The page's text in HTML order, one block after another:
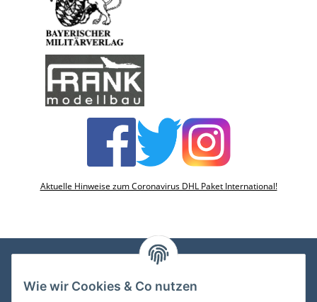
Aktuelle Hinweise zum Coronavirus DHL Paket International!
VDMedien24.de
Wie wir Cookies & Co nutzen